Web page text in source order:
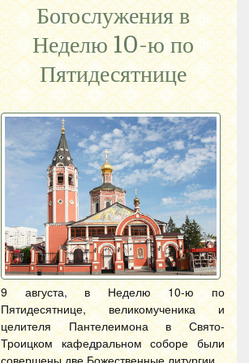
Богослужения в
Неделю 10-ю по
Пятидесятнице
9 августа, в Неделю 10-ю по
Пятидесятнице, великомученика и
целителя Пантелеимона в Свято-
Троицком кафедральном соборе были